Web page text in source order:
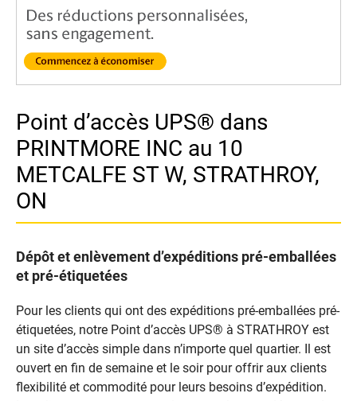
Point d’accès UPS® dans
PRINTMORE INC au 10
METCALFE ST W, STRATHROY,
ON
Dépôt et enlèvement d’expéditions pré-emballées
et pré-étiquetées
Pour les clients qui ont des expéditions pré-emballées pré-
étiquetées, notre Point d’accès UPS® à STRATHROY est
un site d’accès simple dans n’importe quel quartier. Il est
ouvert en fin de semaine et le soir pour offrir aux clients
flexibilité et commodité pour leurs besoins d’expédition.